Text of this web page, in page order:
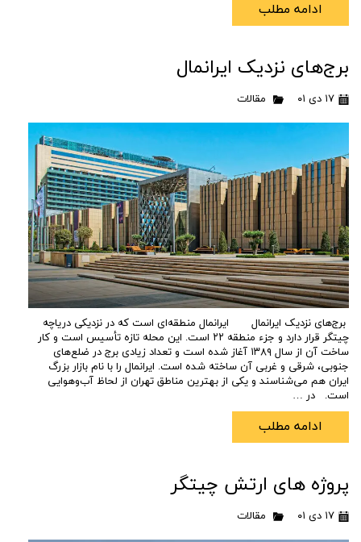
ادامه مطلب
برج‌های نزدیک ایرانمال
۱۷ دی ۰۱ مقالات
برج‌های نزدیک ایرانمال ایرانمال منطقه‌ای است که در نزدیکی دریاچه
چیتگر قرار دارد و جزء منطقه ۲۲ است. این محله تازه‌ تأسیس است و کار
ساخت آن از سال ۱۳۸۹ آغاز شده است و تعداد زیادی برج در ضلع‌های
جنوبی، شرقی و غربی آن ساخته شده است. ایرانمال را با نام بازار بزرگ
ایران هم می‌شناسند و یکی از بهترین مناطق تهران از لحاظ آب‌وهوایی
است. در …
ادامه مطلب
پروژه های ارتش چیتگر
۱۷ دی ۰۱ مقالات